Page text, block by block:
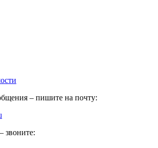
– пишите на почту:
звоните: